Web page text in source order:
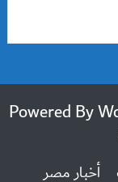
2014 Powered
أخبار مصر